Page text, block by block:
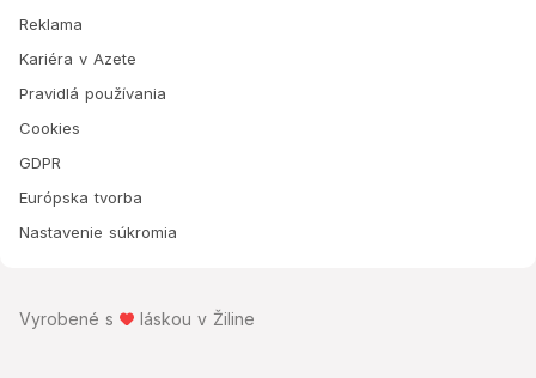
Reklama
Kariéra v Azete
Pravidlá používania
Cookies
GDPR
Európska tvorba
Nastavenie súkromia
Vyrobené s láskou v Žiline